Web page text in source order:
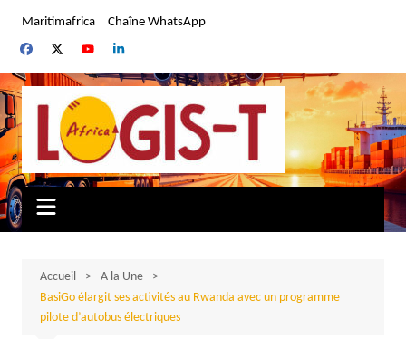
contenu
Maritimafrica Chaîne WhatsApp
Accueil
A la Une
BasiGo élargit ses activités au Rwanda avec un programme
pilote d’autobus électriques